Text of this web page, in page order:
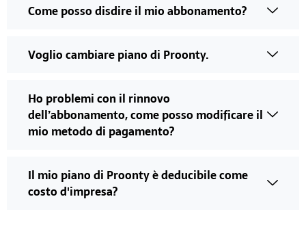
Come posso disdire il mio abbonamento?
Voglio cambiare piano di Proonty.
Ho problemi con il rinnovo
dell’abbonamento, come posso modificare il
mio metodo di pagamento?
Il mio piano di Proonty è deducibile come
costo d'impresa?